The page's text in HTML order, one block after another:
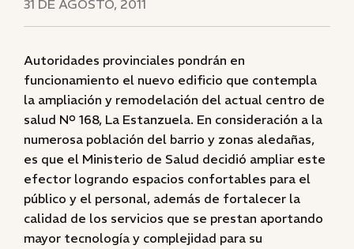
31 DE AGOSTO, 2011
Autoridades provinciales pondrán en
funcionamiento el nuevo edificio que contempla
la ampliación y remodelación del actual centro de
salud Nº 168, La Estanzuela. En consideración a la
numerosa población del barrio y zonas aledañas,
es que el Ministerio de Salud decidió ampliar este
efector logrando espacios confortables para el
público y el personal, además de fortalecer la
calidad de los servicios que se prestan aportando
mayor tecnología y complejidad para su